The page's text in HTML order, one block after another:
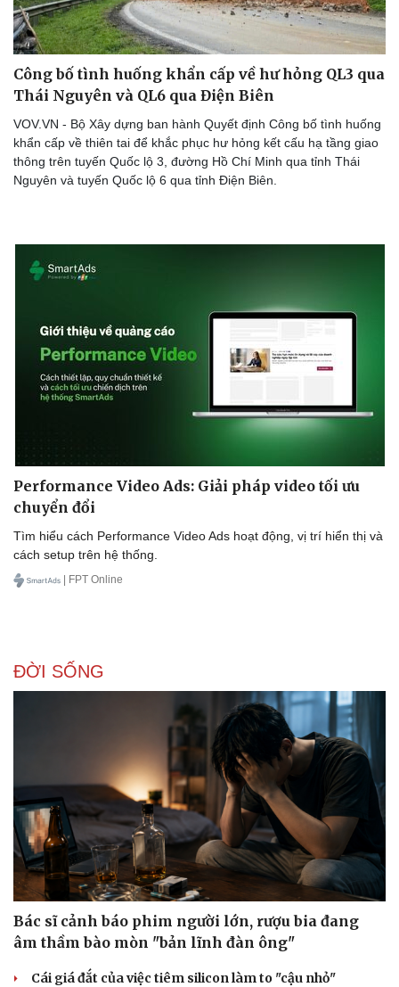
Doanh nghiệp
Thông tin doanh nghiệp
Doanh nghiệp 24h
Doanh nhân
Vì cộng đồng
Công nghệ
Sành điệu
Tin Công nghệ
Trải nghiệm
Chuyển đổi số
Công bố tình huống khẩn cấp về hư hỏng QL3 qua
Thái Nguyên và QL6 qua Điện Biên
VOV.VN - Bộ Xây dựng ban hành Quyết định Công bố tình huống
khẩn cấp về thiên tai để khắc phục hư hỏng kết cấu hạ tầng giao
thông trên tuyến Quốc lộ 3, đường Hồ Chí Minh qua tỉnh Thái
Nguyên và tuyến Quốc lộ 6 qua tỉnh Điện Biên.
Performance Video Ads: Giải pháp video tối ưu
chuyển đổi
Tìm hiểu cách Performance Video Ads hoạt động, vị trí hiển thị và
cách setup trên hệ thống.
| FPT Online
ĐỜI SỐNG
Bác sĩ cảnh báo phim người lớn, rượu bia đang
âm thầm bào mòn "bản lĩnh đàn ông"
Cái giá đắt của việc tiêm silicon làm to "cậu nhỏ"